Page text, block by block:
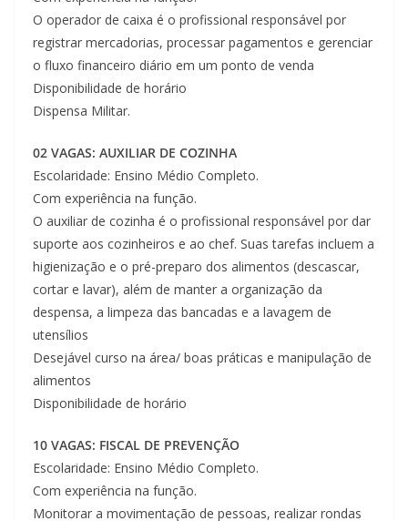
O operador de caixa é o profissional responsável por
registrar mercadorias, processar pagamentos e gerenciar
o fluxo financeiro diário em um ponto de venda
Disponibilidade de horário
Dispensa Militar.
02 VAGAS: AUXILIAR DE COZINHA
Escolaridade: Ensino Médio Completo.
Com experiência na função.
O auxiliar de cozinha é o profissional responsável por dar
suporte aos cozinheiros e ao chef. Suas tarefas incluem a
higienização e o pré-preparo dos alimentos (descascar,
cortar e lavar), além de manter a organização da
despensa, a limpeza das bancadas e a lavagem de
utensílios
Desejável curso na área/ boas práticas e manipulação de
alimentos
Disponibilidade de horário
10 VAGAS: FISCAL DE PREVENÇÃO
Escolaridade: Ensino Médio Completo.
Com experiência na função.
Monitorar a movimentação de pessoas, realizar rondas